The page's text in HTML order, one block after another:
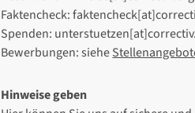
Faktencheck:
Spenden:
Bewerbungen: siehe
Hinweise geben